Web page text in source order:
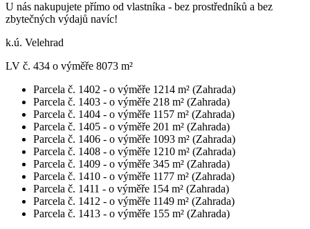
U nás nakupujete přímo od vlastníka - bez prostředníků a bez
zbytečných výdajů navíc!
k.ú. Velehrad
LV č. 434 o výměře 8073 m²
Parcela č. 1402 - o výměře 1214 m² (Zahrada)
Parcela č. 1403 - o výměře 218 m² (Zahrada)
Parcela č. 1404 - o výměře 1157 m² (Zahrada)
Parcela č. 1405 - o výměře 201 m² (Zahrada)
Parcela č. 1406 - o výměře 1093 m² (Zahrada)
Parcela č. 1408 - o výměře 1210 m² (Zahrada)
Parcela č. 1409 - o výměře 345 m² (Zahrada)
Parcela č. 1410 - o výměře 1177 m² (Zahrada)
Parcela č. 1411 - o výměře 154 m² (Zahrada)
Parcela č. 1412 - o výměře 1149 m² (Zahrada)
Parcela č. 1413 - o výměře 155 m² (Zahrada)